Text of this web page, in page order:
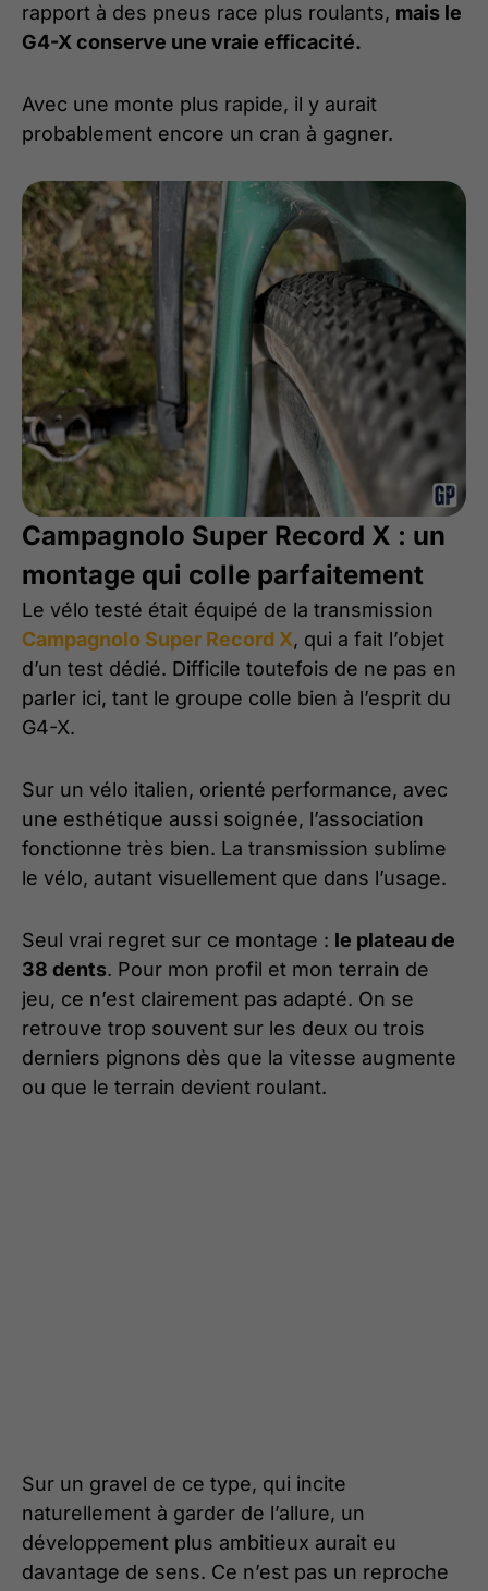
rapport à des pneus race plus roulants, mais le
G4-X conserve une vraie efficacité.
Avec une monte plus rapide, il y aurait
probablement encore un cran à gagner.
Campagnolo Super Record X : un
montage qui colle parfaitement
Le vélo testé était équipé de la transmission
Campagnolo Super Record X, qui a fait l’objet
d’un test dédié. Difficile toutefois de ne pas en
parler ici, tant le groupe colle bien à l’esprit du
G4-X.
Sur un vélo italien, orienté performance, avec
une esthétique aussi soignée, l’association
fonctionne très bien. La transmission sublime
le vélo, autant visuellement que dans l’usage.
Seul vrai regret sur ce montage : le plateau de
38 dents. Pour mon profil et mon terrain de
jeu, ce n’est clairement pas adapté. On se
retrouve trop souvent sur les deux ou trois
derniers pignons dès que la vitesse augmente
ou que le terrain devient roulant.
Sur un gravel de ce type, qui incite
naturellement à garder de l’allure, un
développement plus ambitieux aurait eu
davantage de sens. Ce n’est pas un reproche